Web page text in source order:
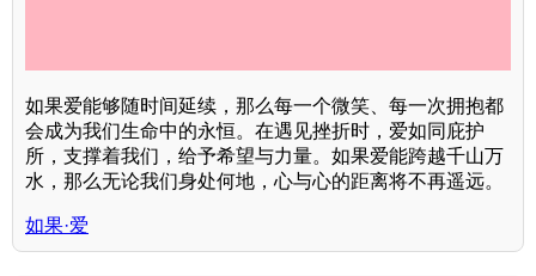
如果爱能够随时间延续，那么每一个微笑、每一次拥抱都
会成为我们生命中的永恒。在遇见挫折时，爱如同庇护
所，支撑着我们，给予希望与力量。如果爱能跨越千山万
水，那么无论我们身处何地，心与心的距离将不再遥远。
如果·爱